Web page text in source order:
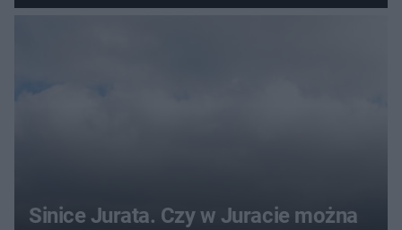
Sinice Jurata. Czy w Juracie można